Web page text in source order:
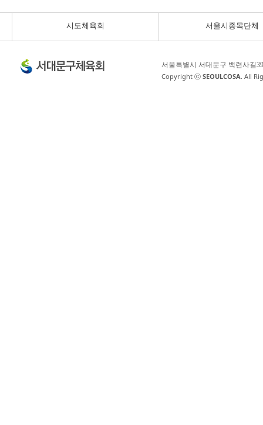
시도체육회 서울시종목단체
서울특별시 서대문구 백련사길
Copyright ⓒ SEOULCOSA . All